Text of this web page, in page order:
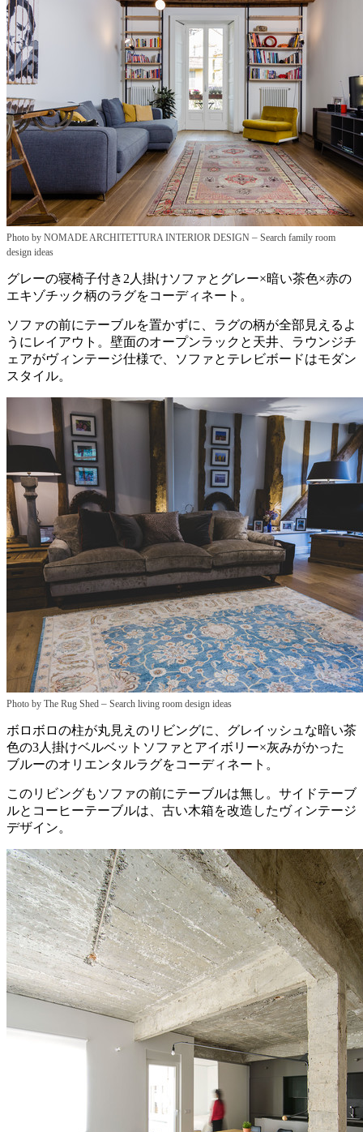
Photo by NOMADE ARCHITETTURA INTERIOR DESIGN – Search family room
design ideas
グレーの寝椅子付き2人掛けソファとグレー×暗い茶色×赤の
エキゾチック柄のラグをコーディネート。
ソファの前にテーブルを置かずに、ラグの柄が全部見えるよ
うにレイアウト。壁面のオープンラックと天井、ラウンジチ
ェアがヴィンテージ仕様で、ソファとテレビボードはモダン
スタイル。
Photo by The Rug Shed – Search living room design ideas
ボロボロの柱が丸見えのリビングに、グレイッシュな暗い茶
色の3人掛けベルベットソファとアイボリー×灰みがかった
ブルーのオリエンタルラグをコーディネート。
このリビングもソファの前にテーブルは無し。サイドテーブ
ルとコーヒーテーブルは、古い木箱を改造したヴィンテージ
デザイン。